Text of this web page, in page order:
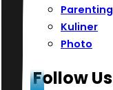
Parenting
Kuliner
Photo
Follow Us